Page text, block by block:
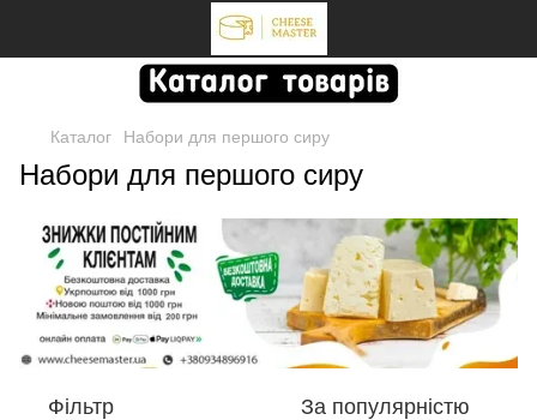
Каталог Набори для першого сиру
Набори для першого сиру
Фільтр За популярністю